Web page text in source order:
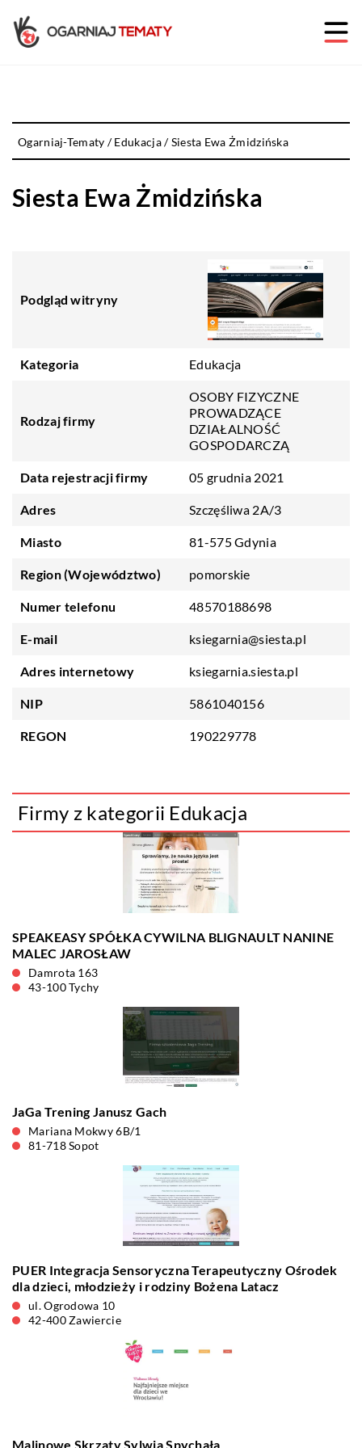
Ogarniaj-Tematy /Edukacja/Siesta Ewa Żmidzińska
Siesta Ewa Żmidzińska
Podgląd witryny
Kategoria Edukacja
Rodzaj firmy
OSOBY FIZYCZNE
PROWADZĄCE
DZIAŁALNOŚĆ
GOSPODARCZĄ
Data rejestracji firmy 05 grudnia 2021
Adres Szczęśliwa 2A/3
Miasto 81-575 Gdynia
Region (Województwo) pomorskie
Numer telefonu 48570188698
E-mail ksiegarnia@siesta.pl
Adres internetowy ksiegarnia.siesta.pl
NIP 5861040156
REGON 190229778
Firmy z kategorii Edukacja
SPEAKEASY SPÓŁKA CYWILNA BLIGNAULT NANINE
MALEC JAROSŁAW
Damrota 163
43-100 Tychy
JaGa Trening Janusz Gach
Mariana Mokwy 6B/1
81-718 Sopot
PUER Integracja Sensoryczna Terapeutyczny Ośrodek
dla dzieci, młodzieży i rodziny Bożena Latacz
ul. Ogrodowa 10
42-400 Zawiercie
Malinowe Skrzaty Sylwia Spychała